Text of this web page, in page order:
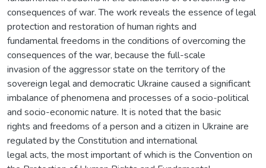
consequences of war. The work reveals the essence of legal
protection and restoration of human rights and
fundamental freedoms in the conditions of overcoming the
consequences of the war, because the full-scale
invasion of the aggressor state on the territory of the
sovereign legal and democratic Ukraine caused a significant
imbalance of phenomena and processes of a socio-political
and socio-economic nature. It is noted that the basic
rights and freedoms of a person and a citizen in Ukraine are
regulated by the Constitution and international
legal acts, the most important of which is the Convention on